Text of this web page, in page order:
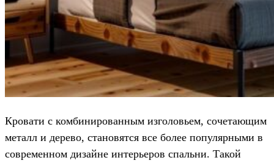
Кровати с комбинированным изголовьем, сочетающим
металл и дерево, становятся все более популярными в
современном дизайне интерьеров спальни. Такой